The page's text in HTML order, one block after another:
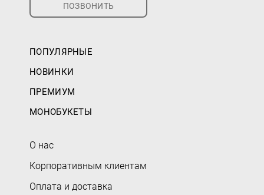
ПОЗВОНИТЬ
ПОПУЛЯРНЫЕ
НОВИНКИ
ПРЕМИУМ
МОНОБУКЕТЫ
О нас
Корпоративным клиентам
Оплата и доставка